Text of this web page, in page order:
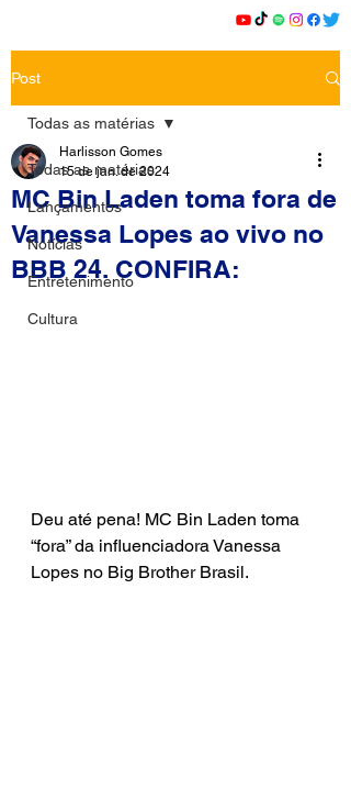
Post
Todas as matérias
Lançamentos
Notícias
Entretenimento
Cultura
Todas as matérias
MC Bin Laden toma fora de
Vanessa Lopes ao vivo no
BBB 24. CONFIRA:
Harlisson Gomes
15 de jan. de 2024
Deu até pena! MC Bin Laden toma
“fora” da influenciadora Vanessa
Lopes no Big Brother Brasil.